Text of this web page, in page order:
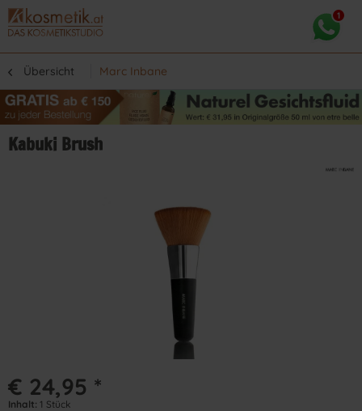
Übersicht Marc Inbane
Kabuki Brush
€ 24,95 *
Inhalt: 1 Stück